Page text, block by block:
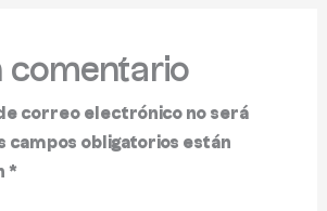
comentario
correo electrónico no será
campos obligatorios están
*